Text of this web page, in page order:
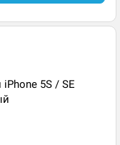
iPhone 5S / SE